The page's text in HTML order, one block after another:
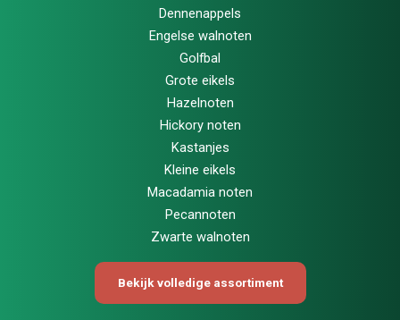
Dennenappels
Engelse walnoten
Golfbal
Grote eikels
Hazelnoten
Hickory noten
Kastanjes
Kleine eikels
Macadamia noten
Pecannoten
Zwarte walnoten
Bekijk volledige assortiment